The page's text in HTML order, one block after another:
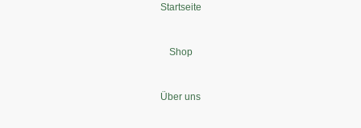
Startseite
Shop
Über uns